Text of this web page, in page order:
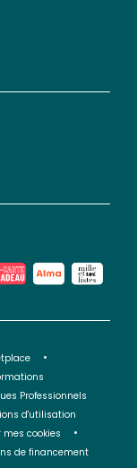
Professionnels
d'utilisation
mes cookies
de financement